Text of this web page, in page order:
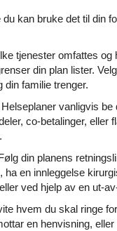
kan bruke det til din
tjenester omfattes og
din plan lister.
din familie trenger.
vanligvis be
co-betalinger, eller
din planens
en innleggelse
ved hjelp av en ut-
hvem du skal ringe
en henvisning,